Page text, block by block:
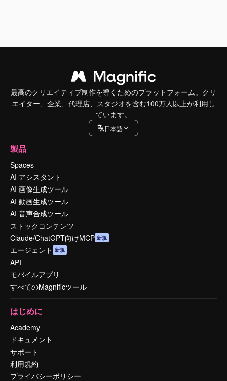
最高のクリエイティブ制作を導くためのプラットフォーム。クリ
エイター、企業、代理店、スタジオを含む100万人以上が利用し
ています。
日本語
製品
Spaces
AI アシスタント
AI 画像生成ツール
AI 動画生成ツール
AI 音声合成ツール
ストックコンテンツ
Claude/ChatGPT向けMCP 新規
エージェント 新規
API
モバイルアプリ
すべてのMagnificツール
はじめに
Academy
ドキュメント
サポート
利用規約
プライバシーポリシー